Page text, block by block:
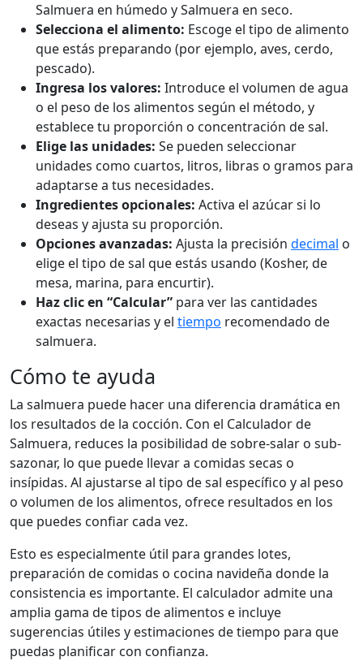
Salmuera en húmedo y Salmuera en seco.
Selecciona el alimento: Escoge el tipo de alimento
que estás preparando (por ejemplo, aves, cerdo,
pescado).
Ingresa los valores: Introduce el volumen de agua
o el peso de los alimentos según el método, y
establece tu proporción o concentración de sal.
Elige las unidades: Se pueden seleccionar
unidades como cuartos, litros, libras o gramos para
adaptarse a tus necesidades.
Ingredientes opcionales: Activa el azúcar si lo
deseas y ajusta su proporción.
Opciones avanzadas: Ajusta la precisión decimal o
elige el tipo de sal que estás usando (Kosher, de
mesa, marina, para encurtir).
Haz clic en “Calcular” para ver las cantidades
exactas necesarias y el tiempo recomendado de
salmuera.
Cómo te ayuda
La salmuera puede hacer una diferencia dramática en
los resultados de la cocción. Con el Calculador de
Salmuera, reduces la posibilidad de sobre-salar o sub-
sazonar, lo que puede llevar a comidas secas o
insípidas. Al ajustarse al tipo de sal específico y al peso
o volumen de los alimentos, ofrece resultados en los
que puedes confiar cada vez.
Esto es especialmente útil para grandes lotes,
preparación de comidas o cocina navideña donde la
consistencia es importante. El calculador admite una
amplia gama de tipos de alimentos e incluye
sugerencias útiles y estimaciones de tiempo para que
puedas planificar con confianza.